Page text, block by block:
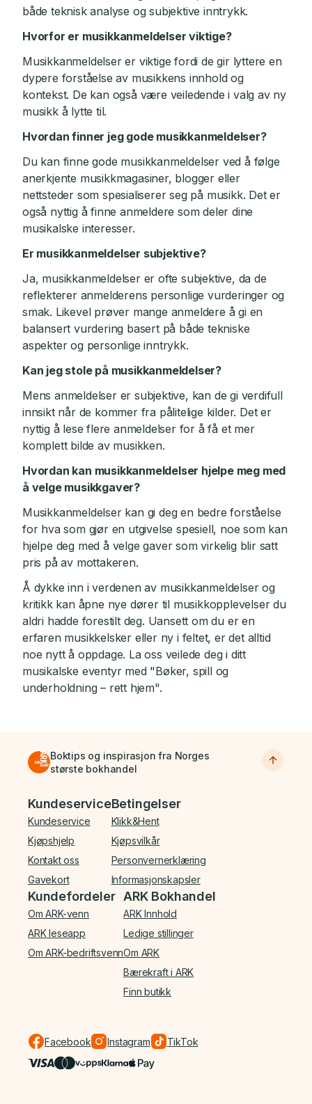
både teknisk analyse og subjektive inntrykk.
Hvorfor er musikkanmeldelser viktige?
Musikkanmeldelser er viktige fordi de gir lyttere en
dypere forståelse av musikkens innhold og
kontekst. De kan også være veiledende i valg av ny
musikk å lytte til.
Hvordan finner jeg gode musikkanmeldelser?
Du kan finne gode musikkanmeldelser ved å følge
anerkjente musikkmagasiner, blogger eller
nettsteder som spesialiserer seg på musikk. Det er
også nyttig å finne anmeldere som deler dine
musikalske interesser.
Er musikkanmeldelser subjektive?
Ja, musikkanmeldelser er ofte subjektive, da de
reflekterer anmelderens personlige vurderinger og
smak. Likevel prøver mange anmeldere å gi en
balansert vurdering basert på både tekniske
aspekter og personlige inntrykk.
Kan jeg stole på musikkanmeldelser?
Mens anmeldelser er subjektive, kan de gi verdifull
innsikt når de kommer fra pålitelige kilder. Det er
nyttig å lese flere anmeldelser for å få et mer
komplett bilde av musikken.
Hvordan kan musikkanmeldelser hjelpe meg med
å velge musikkgaver?
Musikkanmeldelser kan gi deg en bedre forståelse
for hva som gjør en utgivelse spesiell, noe som kan
hjelpe deg med å velge gaver som virkelig blir satt
pris på av mottakeren.
Å dykke inn i verdenen av musikkanmeldelser og
kritikk kan åpne nye dører til musikkopplevelser du
aldri hadde forestilt deg. Uansett om du er en
erfaren musikkelsker eller ny i feltet, er det alltid
noe nytt å oppdage. La oss veilede deg i ditt
musikalske eventyr med "Bøker, spill og
underholdning – rett hjem".
Boktips og inspirasjon fra Norges
største bokhandel
Bunnmeny
Kundeservice
Kundeservice
Kjøpshjelp
Kontakt oss
Gavekort
Betingelser
Klikk&Hent
Kjøpsvilkår
Personvernerklæring
Informasjonskapsler
Kundefordeler
Om ARK-venn
ARK leseapp
Om ARK-bedriftsvenn
ARK Bokhandel
ARK Innhold
Ledige stillinger
Om ARK
Bærekraft i ARK
Finn butikk
Facebook Instagram TikTok